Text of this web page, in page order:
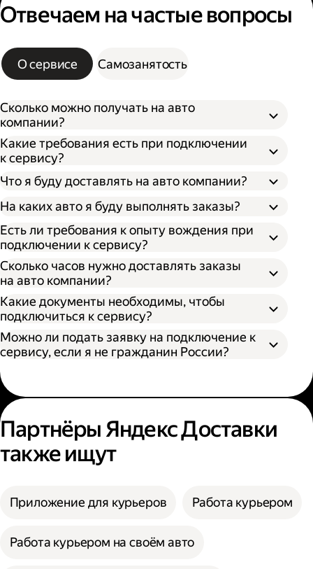
Отвечаем на частые вопросы
О сервисе Самозанятость
Сколько можно получать на авто
компании?
Какие требования есть при подключении
к сервису?
Что я буду доставлять на авто компании?
На каких авто я буду выполнять заказы?
Есть ли требования к опыту вождения при
подключении к сервису?
Сколько часов нужно доставлять заказы
на авто компании?
Какие документы необходимы, чтобы
подключиться к сервису?
Можно ли подать заявку на подключение к
сервису, если я не гражданин России?
Партнёры Яндекс Доставки
также ищут
Приложение для курьеров Работа курьером
Работа курьером на своём авто